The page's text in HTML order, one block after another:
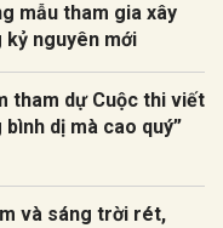
mẫu tham gia xây
nguyên mới
tham dự Cuộc thi viết
dị mà cao quý”
và sáng trời rét,